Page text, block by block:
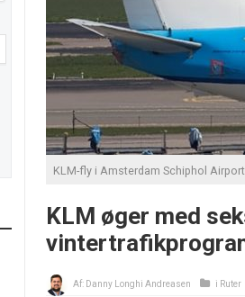
KLM-fly i Amsterdam Schiphol
KLM øger med
Af: Danny Longhi Andreasen i Ruter